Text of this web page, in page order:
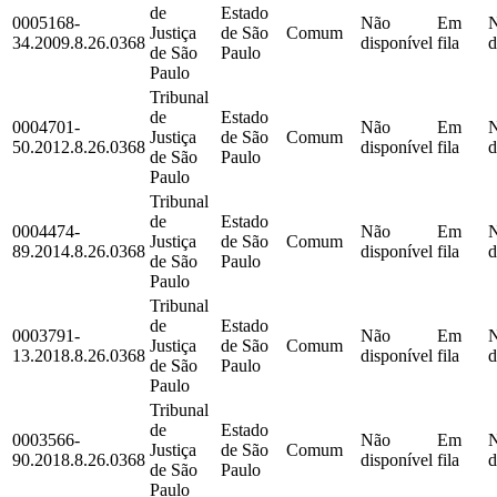
0005168-
34.2009.8.26.0368
de
Justiça
de São
Paulo
Estado
de São
Paulo
Comum
Não
disponível
Em
fila
0004701-
50.2012.8.26.0368
Tribunal
de
Justiça
de São
Paulo
Estado
de São
Paulo
Comum
Não
disponível
Em
fila
0004474-
89.2014.8.26.0368
Tribunal
de
Justiça
de São
Paulo
Estado
de São
Paulo
Comum
Não
disponível
Em
fila
0003791-
13.2018.8.26.0368
Tribunal
de
Justiça
de São
Paulo
Estado
de São
Paulo
Comum
Não
disponível
Em
fila
0003566-
90.2018.8.26.0368
Tribunal
de
Justiça
de São
Paulo
Estado
de São
Paulo
Comum
Não
disponível
Em
fila